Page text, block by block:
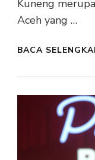
Kuneng
Aceh yang …
BACA